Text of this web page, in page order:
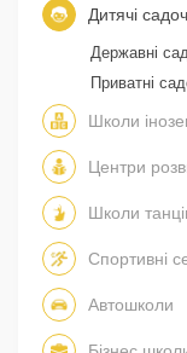
Дитячі
Державні
Приватні
Школи
Центри
Школи
Спортивні
Автошколи